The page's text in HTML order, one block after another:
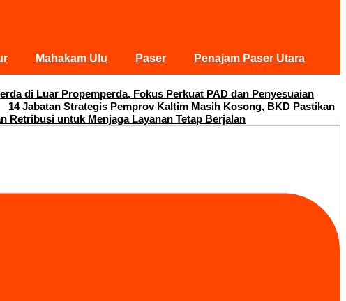
Mahakam Ulu Paser Penajam Paser Utara
di Luar Propemperda, Fokus Perkuat PAD dan Penyesuaian
14 Jabatan Strategis Pemprov Kaltim Masih Kosong, BKD Pastikan
Retribusi untuk Menjaga Layanan Tetap Berjalan